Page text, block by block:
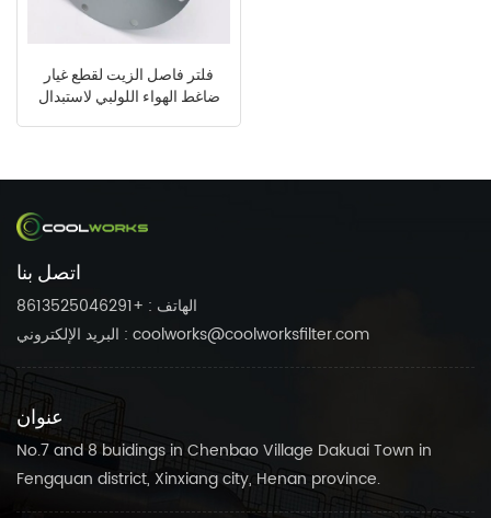
فلتر فاصل الزيت لقطع غيار
ضاغط الهواء اللولبي لاستبدال
اتصل بنا
الهاتف : +8613525046291
البريد الإلكتروني : coolworks@coolworksfilter.com
عنوان
No.7 and 8 buidings in Chenbao Village Dakuai Town in
Fengquan district, Xinxiang city, Henan province.